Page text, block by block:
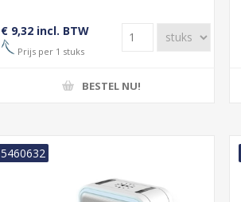
€ 9,32 incl. BTW
Prijs per 1 stuks
BESTEL NU!
5460632